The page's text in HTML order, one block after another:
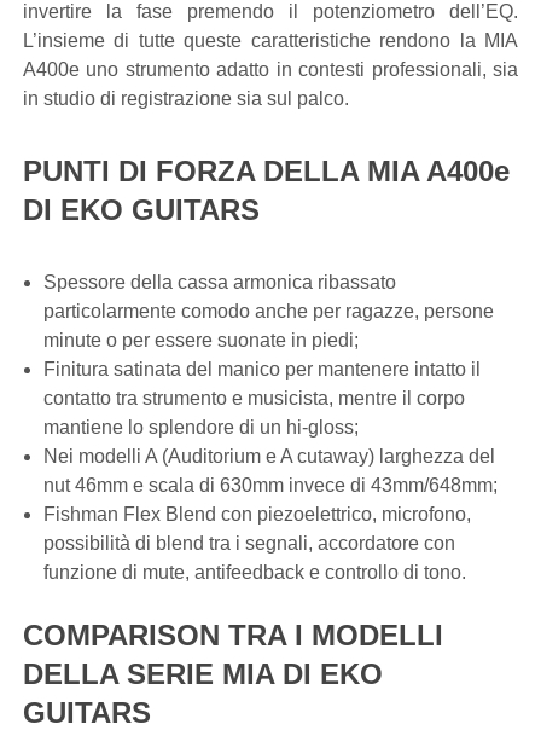
invertire la fase premendo il potenziometro dell’EQ.
L’insieme di tutte queste caratteristiche rendono la MIA
A400e uno strumento adatto in contesti professionali, sia
in studio di registrazione sia sul palco.
PUNTI DI FORZA DELLA MIA A400e
DI EKO GUITARS
Spessore della cassa armonica ribassato
particolarmente comodo anche per ragazze, persone
minute o per essere suonate in piedi;
Finitura satinata del manico per mantenere intatto il
contatto tra strumento e musicista, mentre il corpo
mantiene lo splendore di un hi-gloss;
Nei modelli A (Auditorium e A cutaway) larghezza del
nut 46mm e scala di 630mm invece di 43mm/648mm;
Fishman Flex Blend con piezoelettrico, microfono,
possibilità di blend tra i segnali, accordatore con
funzione di mute, antifeedback e controllo di tono.
COMPARISON TRA I MODELLI
DELLA SERIE MIA DI EKO
GUITARS